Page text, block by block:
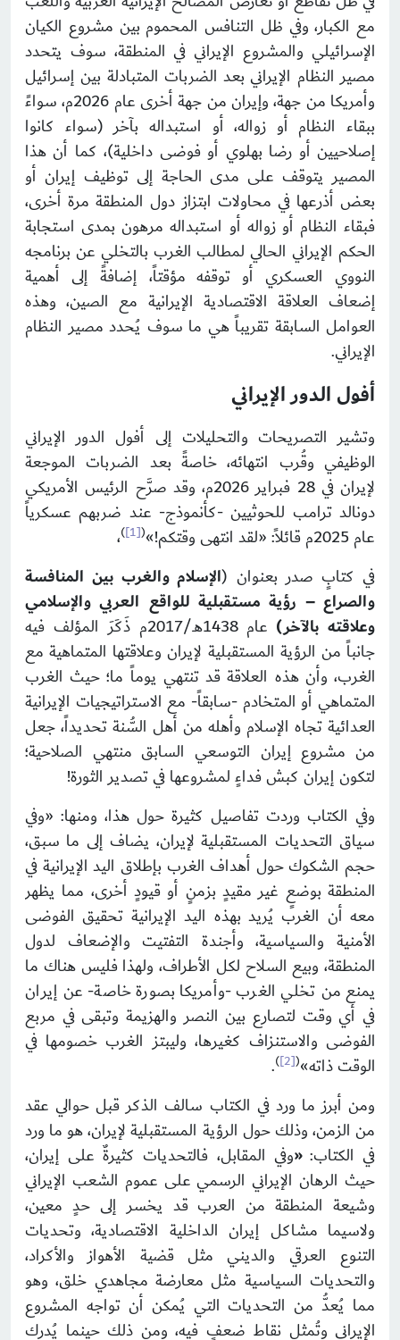
مع الكبار، وفي ظل التنافس المحموم بين مشروع الكيان
الإسرائيلي والمشروع الإيراني في المنطقة، سوف يتحدد
مصير النظام الإيراني بعد الضربات المتبادلة بين إسرائيل
وأمريكا من جهة، وإيران من جهة أخرى عام 2026م، سواءً
ببقاء النظام أو زواله، أو استبداله بآخر (سواء كانوا
إصلاحيين أو رضا بهلوي أو فوضى داخلية)، كما أن هذا
المصير يتوقف على مدى الحاجة إلى توظيف إيران أو
بعض أذرعها في محاولات ابتزاز دول المنطقة مرة أخرى،
فبقاء النظام أو زواله أو استبداله مرهون بمدى استجابة
الحكم الإيراني الحالي لمطالب الغرب بالتخلي عن برنامجه
النووي العسكري أو توقفه مؤقتاً، إضافةً إلى أهمية
إضعاف العلاقة الاقتصادية الإيرانية مع الصين، وهذه
العوامل السابقة تقريباً هي ما سوف يُحدد مصير النظام
الإيراني.
أفول الدور الإيراني
وتشير التصريحات والتحليلات إلى أفول الدور الإيراني
الوظيفي وقُرب انتهائه، خاصةً بعد الضربات الموجعة
لإيران في 28 فبراير 2026م، وقد صرَّح الرئيس الأمريكي
دونالد ترامب للحوثيين -كأنموذج- عند ضربهم عسكرياً
عام 2025م قائلاً: «لقد انتهى وقتكم!»
(
[1]
)،
في كتابٍ صدر بعنوان (الإسلام والغرب بين المنافسة
والصراع – رؤية مستقبلية للواقع العربي والإسلامي
وعلاقته بالآخر)
عام 1438هـ/2017م ذَكَرَ المؤلف فيه
جانباً من الرؤية المستقبلية لإيران وعلاقتها المتماهية مع
الغرب، وأن هذه العلاقة قد تنتهي يوماً ما؛ حيث الغرب
المتماهي أو المتخادم -سابقاً- مع الاستراتيجيات الإيرانية
العدائية تجاه الإسلام وأهله من أهل السُّنة تحديداً، جعل
من مشروع إيران التوسعي السابق منتهي الصلاحية؛
لتكون إيران كبش فداءٍ لمشروعها في تصدير الثورة!
وفي الكتاب وردت تفاصيل كثيرة حول هذا، ومنها: «وفي
سياق التحديات المستقبلية لإيران، يضاف إلى ما سبق،
حجم الشكوك حول أهداف الغرب بإطلاق اليد الإيرانية في
المنطقة بوضعٍ غير مقيدٍ بزمنٍ أو قيودٍ أخرى، مما يظهر
معه أن الغرب يُريد بهذه اليد الإيرانية تحقيق الفوضى
الأمنية والسياسية، وأجندة التفتيت والإضعاف لدول
المنطقة، وبيع السلاح لكل الأطراف، ولهذا فليس هناك ما
يمنع من تخلي الغرب -وأمريكا بصورة خاصة- عن إيران
في أي وقت لتصارع بين النصر والهزيمة وتبقى في مربع
الفوضى والاستنزاف كغيرها، وليبتز الغرب خصومها في
الوقت ذاته»(
[2]
)
.
ومن أبرز ما ورد في الكتاب سالف الذكر قبل حوالي عقد
من الزمن، وذلك حول الرؤية المستقبلية لإيران، هو ما ورد
في الكتاب: «وفي المقابل، فالتحديات كثيرةٌ على إيران،
حيث الرهان الإيراني الرسمي على عموم الشعب الإيراني
وشيعة المنطقة من العرب قد يخسر إلى حدٍ معين،
ولاسيما مشاكل إيران الداخلية الاقتصادية، وتحديات
التنوع العرقي والديني مثل قضية الأهواز والأكراد،
والتحديات السياسية مثل معارضة مجاهدي خلق، وهو
مما يُعدُّ من التحديات التي يُمكن أن تواجه المشروع
الإيراني وتُمثل نقاط ضعفٍ فيه، ومن ذلك حينما يُدرك